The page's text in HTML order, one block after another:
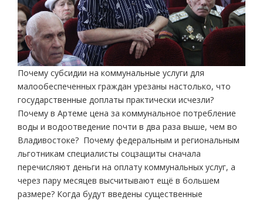
Почему субсидии на коммунальные услуги для
малообеспеченных граждан урезаны настолько, что
государственные доплаты практически исчезли?
Почему в Артеме цена за коммунальное потребление
воды и водоотведение почти в два раза выше, чем во
Владивостоке? Почему федеральным и региональным
льготникам специалисты соцзащиты сначала
перечисляют деньги на оплату коммунальных услуг, а
через пару месяцев высчитывают ещё в большем
размере? Когда будут введены существенные